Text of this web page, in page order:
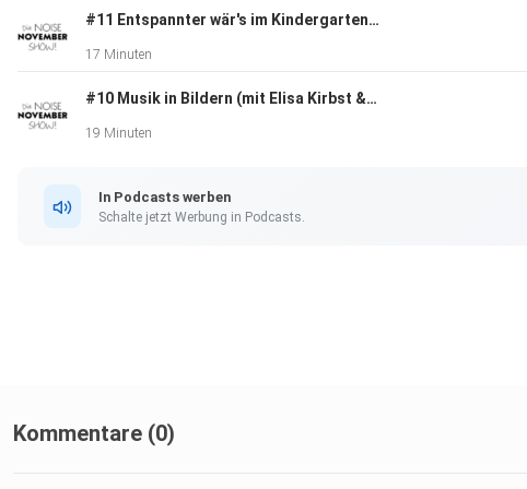
#11 Entspannter wär's im Kindergarten (Jahres-Kurz-Rückblick 2020)
17 Minuten
#10 Musik in Bildern (mit Elisa Kirbst & der LAG Songkultur)
19 Minuten
In Podcasts werben
Schalte jetzt Werbung in Podcasts.
Kommentare (0)